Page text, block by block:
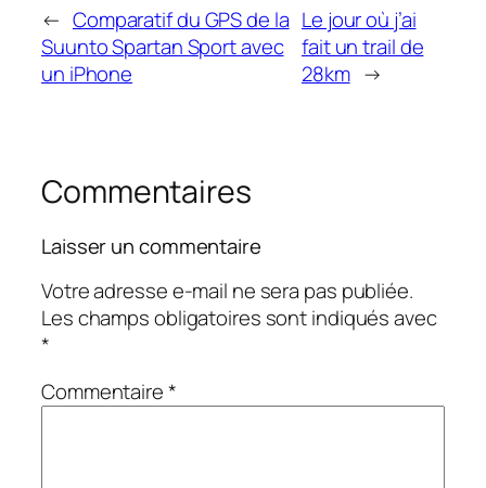
← Comparatif du GPS de la
Suunto Spartan Sport avec
un iPhone
Le jour où j’ai
fait un trail de
28km →
Commentaires
Laisser un commentaire
Votre adresse e-mail ne sera pas publiée.
Les champs obligatoires sont indiqués avec
*
Commentaire*